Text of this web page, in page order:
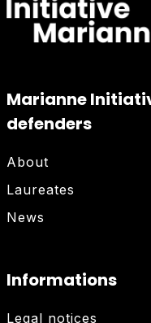
Marianne
defenders
About
Laureates
News
Informations
Legal notices